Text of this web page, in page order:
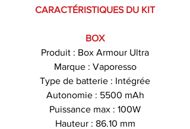
CARACTÉRISTIQUES DU KIT
BOX
Produit : Box Armour Ultra
Marque : Vaporesso
Type de batterie : Intégrée
Autonomie : 5500 mAh
Puissance max : 100W
Hauteur : 86.10 mm